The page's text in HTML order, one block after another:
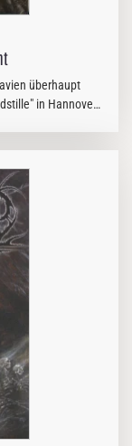
überhaupt
in Hannover